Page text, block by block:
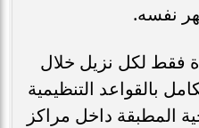
نفسه.
فقط لكل نزيل خلال
بالقواعد التنظيمية
المطبقة داخل مراكز